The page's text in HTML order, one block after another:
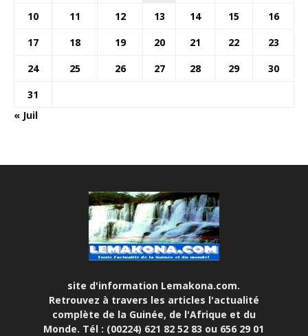
10
11 12 13 14 15
16
17
18 19 20 21 22
23
24
25 26 27 28 29
30
31
« Juil
site d'information Lemakona.com.
Retrouvez à travers les articles l'actualité
complète de la Guinée, de l'Afrique et du
Monde. Tél : (00224) 621 82 52 83 ou 656 29 01